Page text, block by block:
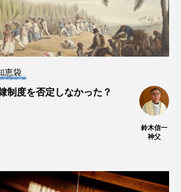
恵袋
制度を否定しなかった？
鈴木信一
神父